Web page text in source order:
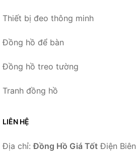
Thiết bị đeo thông minh
Đồng hồ để bàn
Đồng hồ treo tường
Tranh đồng hồ
LIÊN HỆ
Địa chỉ:Đồng Hồ Giá Tốt Điện